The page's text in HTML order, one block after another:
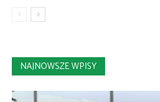
NAJNOWSZE WPISY